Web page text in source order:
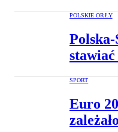
POLSKIE ORŁY
SPORT
Euro